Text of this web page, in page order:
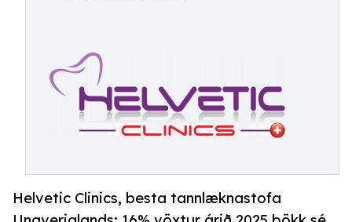
Helvetic Clinics, besta tannlæknastofa